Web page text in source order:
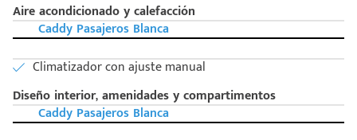
Aire acondicionado y calefacción
Caddy Pasajeros Blanca
Climatizador con ajuste manual
Diseño interior, amenidades y compartimentos
Caddy Pasajeros Blanca